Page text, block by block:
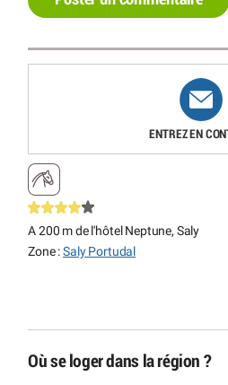
ENTREZ EN
A 200 m de l'hôtel Neptune, Saly
Zone :Saly Portudal
Où se loger dans la région ?